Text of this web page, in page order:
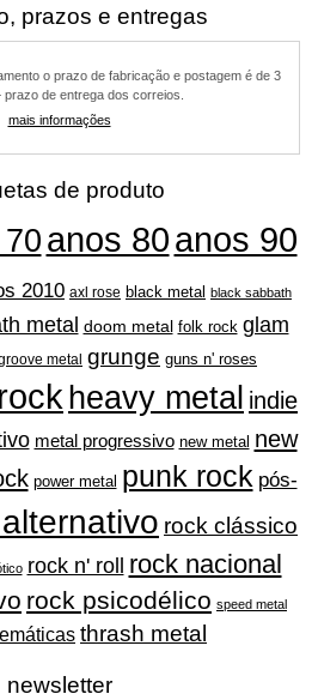
prazos e entregas
o prazo de fabricação e postagem é de 3
prazo de entrega dos correios.
mais informações
de produto
anos 80anos 90
2010 axl rose black metal black sabbath
metal doom metal folk rock glam
metal grunge guns n' roses
heavy metal indie
metal progressivo new metal new
power metal punk rock pós-
rock clássico
rock n' roll rock nacional
rock psicodélico speed metal
thrash metal
newsletter